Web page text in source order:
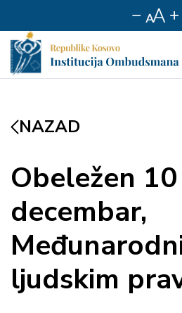
NAZAD
Obeležen 10
decembar,
ljudskim